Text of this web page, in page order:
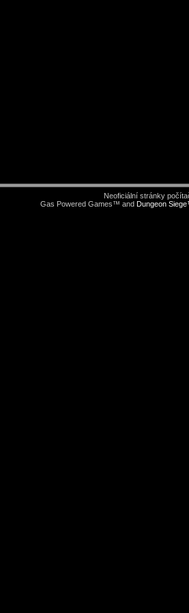
Neoficiální stránky
Gas Powered Games™ and Dungeon